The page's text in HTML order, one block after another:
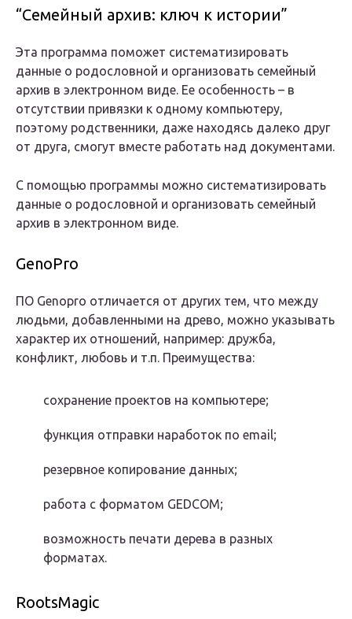
“Семейный архив: ключ к истории”
Эта программа поможет систематизировать
данные о родословной и организовать семейный
архив в электронном виде. Ее особенность – в
отсутствии привязки к одному компьютеру,
поэтому родственники, даже находясь далеко друг
от друга, смогут вместе работать над документами.
С помощью программы можно систематизировать
данные о родословной и организовать семейный
архив в электронном виде.
GenoPro
ПО Genopro отличается от других тем, что между
людьми, добавленными на древо, можно указывать
характер их отношений, например: дружба,
конфликт, любовь и т.п. Преимущества:
сохранение проектов на компьютере;
функция отправки наработок по email;
резервное копирование данных;
работа с форматом GEDCOM;
возможность печати дерева в разных
форматах.
RootsMagic